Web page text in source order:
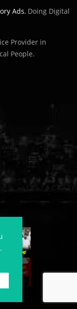
Ads, Doing Digital
Provider in
People.